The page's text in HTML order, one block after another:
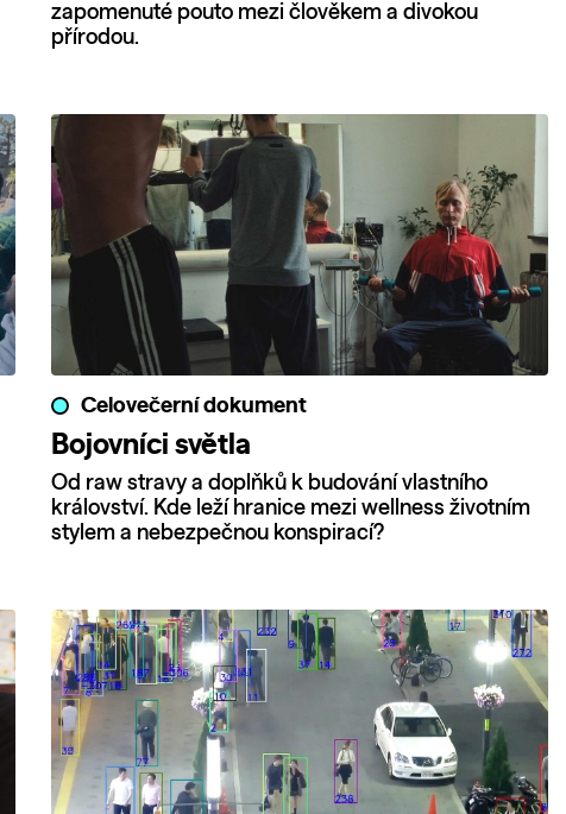
zapomenuté pouto mezi člověkem a divokou
přírodou.
Celovečerní dokument
Bojovníci světla
Od raw stravy a doplňků k budování vlastního
království. Kde leží hranice mezi wellness životním
stylem a nebezpečnou konspirací?